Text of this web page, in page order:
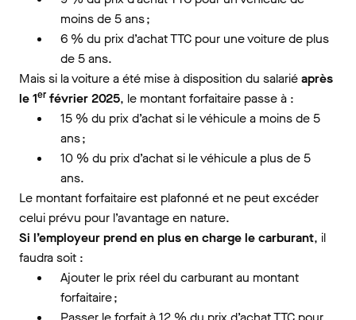
moins de 5 ans ;
6 % du prix d’achat TTC pour une voiture de plus
de 5 ans.
Mais si la voiture a été mise à disposition du salariéaprès
le 1er février 2025, le montant forfaitaire passe à :
15 % du prix d’achat si le véhicule a moins de 5
ans ;
10 % du prix d’achat si le véhicule a plus de 5
ans.
Le montant forfaitaire est plafonné et ne peut excéder
celui prévu pour l’avantage en nature.
Si l’employeur prend en plus en charge le carburant, il
faudra soit :
Ajouter le prix réel du carburant au montant
forfaitaire ;